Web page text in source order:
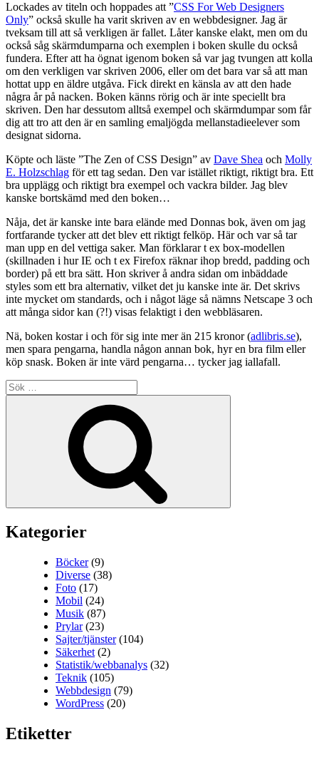
Lockades av titeln och hoppades att ”CSS For Web Designers
Only” också skulle ha varit skriven av en webbdesigner. Jag är
tveksam till att så verkligen är fallet. Låter kanske elakt, men om du
också såg skärmdumparna och exemplen i boken skulle du också
fundera. Efter att ha ögnat igenom boken så var jag tvungen att kolla
om den verkligen var skriven 2006, eller om det bara var så att man
hottat upp en äldre utgåva. Fick direkt en känsla av att den hade
några år på nacken. Boken känns rörig och är inte speciellt bra
skriven. Den har dessutom alltså exempel och skärmdumpar som får
dig att tro att den är en samling emaljögda mellanstadieelever som
designat sidorna.
Köpte och läste ”The Zen of CSS Design” av Dave Shea och Molly
E. Holzschlag för ett tag sedan. Den var istället riktigt, riktigt bra. Ett
bra upplägg och riktigt bra exempel och vackra bilder. Jag blev
kanske bortskämd med den boken…
Nåja, det är kanske inte bara elände med Donnas bok, även om jag
fortfarande tycker att det blev ett riktigt felköp. Här och var så tar
man upp en del vettiga saker. Man förklarar t ex box-modellen
(skillnaden i hur IE och t ex Firefox räknar ihop bredd, padding och
border) på ett bra sätt. Hon skriver å andra sidan om inbäddade
styles som ett bra alternativ, vilket det ju kanske inte är. Det skrivs
inte mycket om standards, och i något läge så nämns Netscape 3 och
att många sidor kan (?!) visas felaktigt i den webbläsaren.
Nä, boken kostar i och för sig inte mer än 215 kronor (adlibris.se),
men spara pengarna, handla någon annan bok, hyr en bra film eller
köp snask. Boken är inte värd pengarna… tycker jag iallafall.
Sök
efter:
Kategorier
Böcker(9)
Diverse (38)
Foto (17)
Mobil (24)
Musik (87)
Prylar(23)
Sajter/tjänster(104)
Säkerhet (2)
Statistik/webbanalys (32)
Teknik (105)
Webbdesign (79)
WordPress (20)
Etiketter